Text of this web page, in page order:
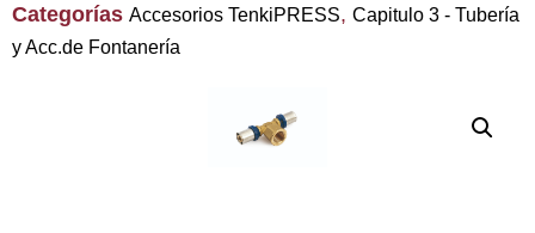
Categorías Accesorios TenkiPRESS, Capitulo 3 - Tubería
y Acc.de Fontanería